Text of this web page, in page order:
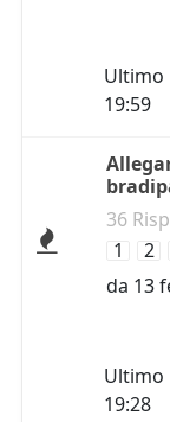
Ultimo
19:59
36
1
2
da 13
Ultimo
19:28